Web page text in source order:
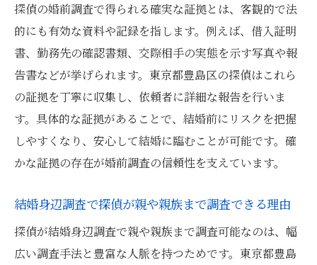
探偵の婚前調査で得られる確実な証拠とは、客観的で法
的にも有効な資料や記録を指します。例えば、借入証明
書、勤務先の確認書類、交際相手の実態を示す写真や報
告書などが挙げられます。東京都豊島区の探偵はこれら
の証拠を丁寧に収集し、依頼者に詳細な報告を行いま
す。具体的な証拠があることで、結婚前にリスクを把握
しやすくなり、安心して結婚に臨むことが可能です。確
かな証拠の存在が婚前調査の信頼性を支えています。
結婚身辺調査で探偵が親や親族まで調査できる理由
探偵が結婚身辺調査で親や親族まで調査可能なのは、幅
広い調査手法と豊富な人脈を持つためです。東京都豊島